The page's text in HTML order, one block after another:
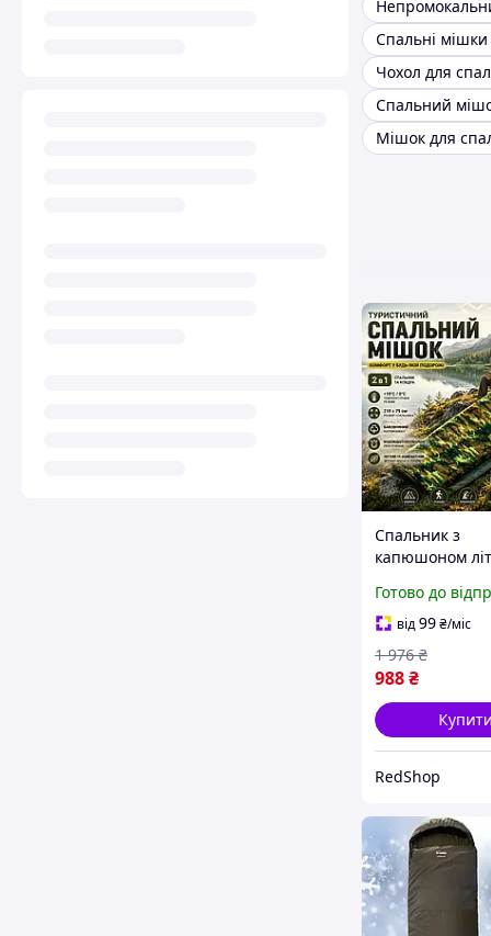
Спальник з
капюшоном
210x75 см
спальний
мішок для сну
дорослих
Готово до
від99₴/міс
988₴
1 976 ₴
RedShop